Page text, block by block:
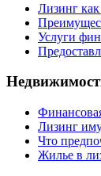
Лизинг
Услуги
Лизинг
Что
Жилье в